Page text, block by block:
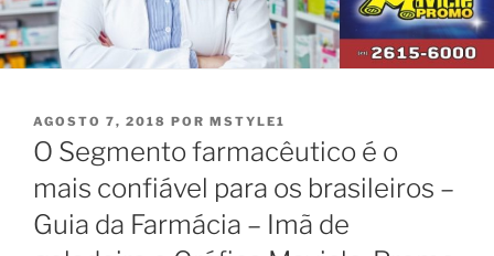
PUBLICADO
EM
AGOSTO 7, 2018 POR MSTYLE1
O Segmento farmacêutico é o
mais confiável para os brasileiros –
Guia da Farmácia – Imã de